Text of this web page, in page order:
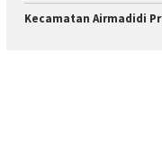
Kecamatan Airmadidi